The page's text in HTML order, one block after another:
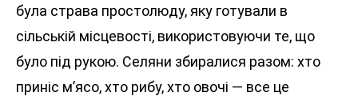
була страва простолюду, яку готували в
сільській місцевості, використовуючи те, що
було під рукою. Селяни збиралися разом: хто
приніс м’ясо, хто рибу, хто овочі — все це